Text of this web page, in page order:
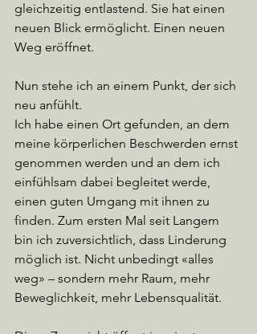
gleichzeitig entlastend. Sie hat einen
neuen Blick ermöglicht. Einen neuen
Weg eröffnet.
Nun stehe ich an einem Punkt, der sich
neu anfühlt.
Ich habe einen Ort gefunden, an dem
meine körperlichen Beschwerden ernst
genommen werden und an dem ich
einfühlsam dabei begleitet werde,
einen guten Umgang mit ihnen zu
finden. Zum ersten Mal seit Langem
bin ich zuversichtlich, dass Linderung
möglich ist. Nicht unbedingt «alles
weg» – sondern mehr Raum, mehr
Beweglichkeit, mehr Lebensqualität.